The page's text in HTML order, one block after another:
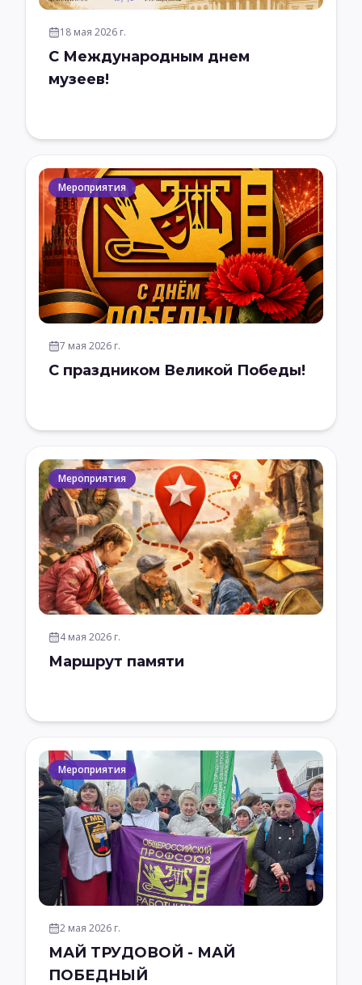
18 мая 2026 г.
С Международным днем
музеев!
Мероприятия
7 мая 2026 г.
С праздником Великой Победы!
Мероприятия
4 мая 2026 г.
Маршрут памяти
Мероприятия
2 мая 2026 г.
МАЙ ТРУДОВОЙ - МАЙ
ПОБЕДНЫЙ